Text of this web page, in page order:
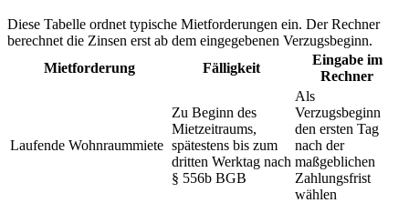
Diese Tabelle ordnet typische Mietforderungen ein. Der Rechner
berechnet die Zinsen erst ab dem eingegebenen Verzugsbeginn.
Mietforderung
Fälligkeit
Eingabe im
Rechner
Laufende Wohnraummiete
Zu Beginn des
Mietzeitraums,
spätestens bis zum
dritten Werktag nach
§ 556b BGB
Als
Verzugsbeginn
den ersten Tag
nach der
maßgeblichen
Zahlungsfrist
wählen